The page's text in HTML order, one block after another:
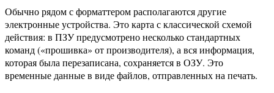
Обычно рядом с форматтером располагаются другие
электронные устройства. Это карта с классической схемой
действия: в ПЗУ предусмотрено несколько стандартных
команд («прошивка» от производителя), а вся информация,
которая была перезаписана, сохраняется в ОЗУ. Это
временные данные в виде файлов, отправленных на печать.